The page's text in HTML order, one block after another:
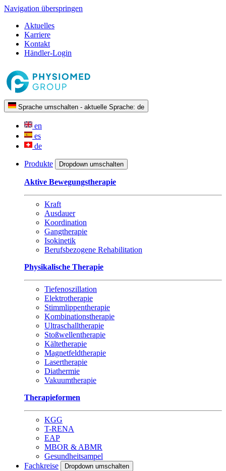
Navigation überspringen
Aktuelles
Karriere
Kontakt
Händler-Login
Sprache umschalten - aktuelle Sprache: de
en
es
de
Produkte Dropdown umschalten
Aktive Bewegungstherapie
Kraft
Ausdauer
Koordination
Gangtherapie
Isokinetik
Berufsbezogene Rehabilitation
Physikalische Therapie
Tiefenoszillation
Elektrotherapie
Stimmlippentherapie
Kombinationstherapie
Ultraschalltherapie
Stoßwellentherapie
Kältetherapie
Magnetfeldtherapie
Lasertherapie
Diathermie
Vakuumtherapie
Therapieformen
KGG
T-RENA
EAP
MBOR & ABMR
Gesundheitsampel
Fachkreise
Dropdown umschalten